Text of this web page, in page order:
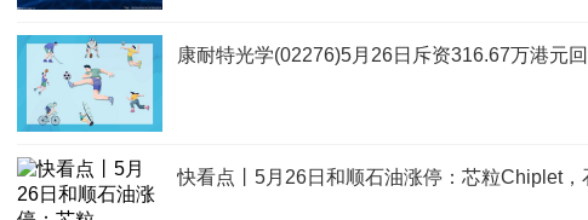
康耐特光学(02276)5月26日斥资316.67万港元
快看点丨5月26日和顺石油涨停：芯粒Chiplet